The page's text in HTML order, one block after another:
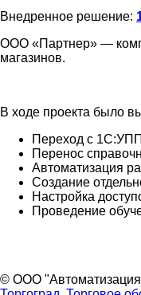
Внедренное решение:
ООО «Партнер» —
магазинов.
В ходе проекта было
Переход с
Перенос
Автоматизация
Создание
Настройка
Проведение
© ООО "Автоматизация